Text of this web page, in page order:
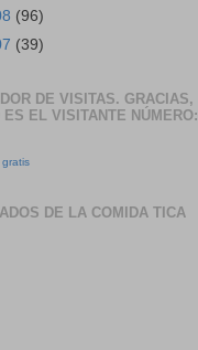
(96)
(39)
DE VISITAS. GRACIAS,
ES EL VISITANTE NÚMERO:
DE LA COMIDA TICA